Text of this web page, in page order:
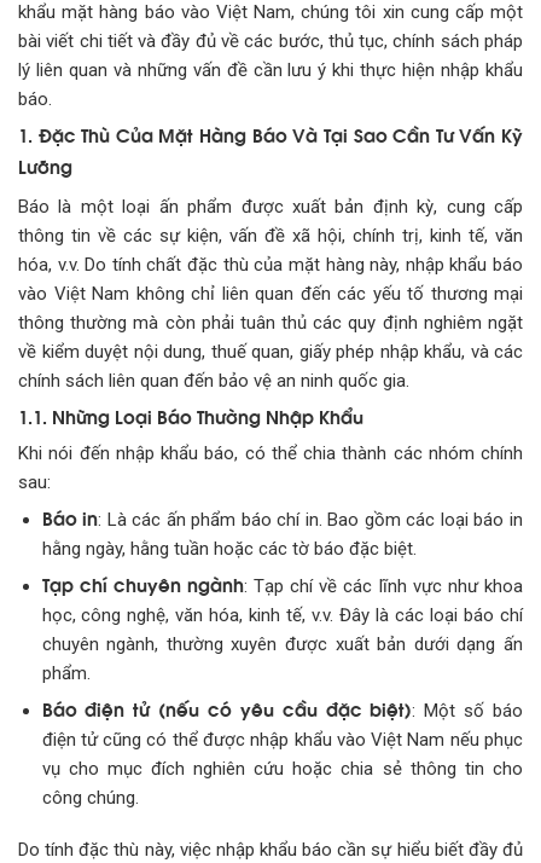
khẩu mặt hàng báo vào Việt Nam, chúng tôi xin cung cấp một
bài viết chi tiết và đầy đủ về các bước, thủ tục, chính sách pháp
lý liên quan và những vấn đề cần lưu ý khi thực hiện nhập khẩu
báo.
1. Đặc Thù Của Mặt Hàng Báo Và Tại Sao Cần Tư Vấn Kỹ
Lưỡng
Báo là một loại ấn phẩm được xuất bản định kỳ, cung cấp
thông tin về các sự kiện, vấn đề xã hội, chính trị, kinh tế, văn
hóa, v.v. Do tính chất đặc thù của mặt hàng này, nhập khẩu báo
vào Việt Nam không chỉ liên quan đến các yếu tố thương mại
thông thường mà còn phải tuân thủ các quy định nghiêm ngặt
về kiểm duyệt nội dung, thuế quan, giấy phép nhập khẩu, và các
chính sách liên quan đến bảo vệ an ninh quốc gia.
1.1. Những Loại Báo Thường Nhập Khẩu
Khi nói đến nhập khẩu báo, có thể chia thành các nhóm chính
sau:
Báo in: Là các ấn phẩm báo chí in. Bao gồm các loại báo in
hằng ngày, hằng tuần hoặc các tờ báo đặc biệt.
Tạp chí chuyên ngành: Tạp chí về các lĩnh vực như khoa
học, công nghệ, văn hóa, kinh tế, v.v. Đây là các loại báo chí
chuyên ngành, thường xuyên được xuất bản dưới dạng ấn
phẩm.
Báo điện tử (nếu có yêu cầu đặc biệt): Một số báo
điện tử cũng có thể được nhập khẩu vào Việt Nam nếu phục
vụ cho mục đích nghiên cứu hoặc chia sẻ thông tin cho
công chúng.
Do tính đặc thù này, việc nhập khẩu báo cần sự hiểu biết đầy đủ